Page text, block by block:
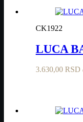
CK1922
LUCA
3.630,00 RSD